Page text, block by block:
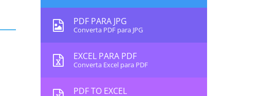
PDF PARA JPG
Converta PDF para JPG
EXCEL PARA PDF
Converta Excel para PDF
PDF TO EXCEL